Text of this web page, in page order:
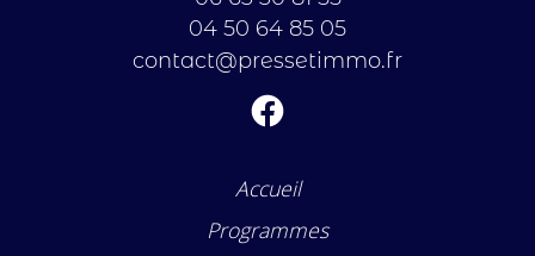
04 50 64 85 05
contact@pressetimmo.fr
Accueil
Programmes